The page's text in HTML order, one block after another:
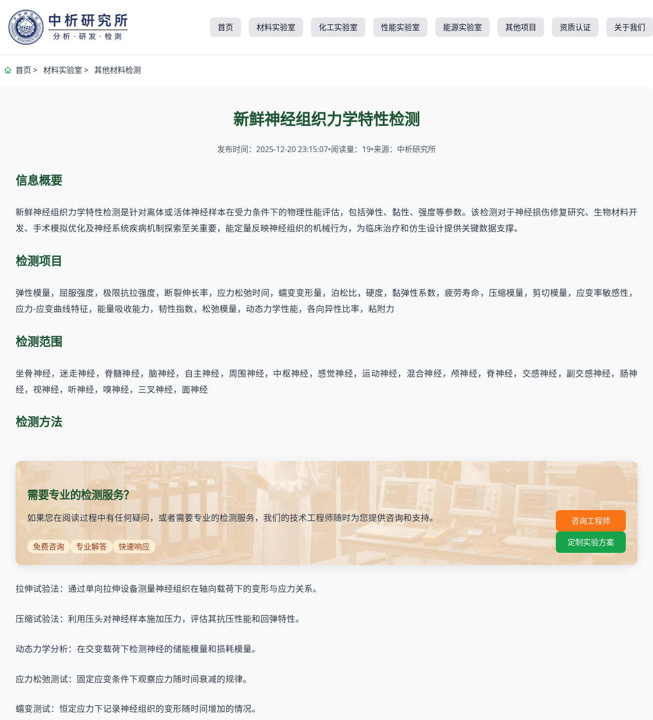
首页 材料实验室 化工实验室 性能实验室 能源实验室 其他项目 资质认证 关于我们
首页 > 材料实验室 > 其他材料检测
新鲜神经组织力学特性检测
发布时间：2025-12-20 23:15:07•阅读量： 19•来源：中析研究所
信息概要
新鲜神经组织力学特性检测是针对离体或活体神经样本在受力条件下的物理性能评估，包括弹性、黏性、强度等参数。该检测对于神经损伤修复研究、生物材料开
发、手术模拟优化及神经系统疾病机制探索至关重要，能定量反映神经组织的机械行为，为临床治疗和仿生设计提供关键数据支撑。
检测项目
弹性模量，屈服强度，极限抗拉强度，断裂伸长率，应力松弛时间，蠕变变形量，泊松比，硬度，黏弹性系数，疲劳寿命，压缩模量，剪切模量，应变率敏感性，
应力-应变曲线特征，能量吸收能力，韧性指数，松弛模量，动态力学性能，各向异性比率，粘附力
检测范围
坐骨神经，迷走神经，脊髓神经，脑神经，自主神经，周围神经，中枢神经，感觉神经，运动神经，混合神经，颅神经，脊神经，交感神经，副交感神经，肠神
经，视神经，听神经，嗅神经，三叉神经，面神经
检测方法
需要专业的检测服务？
如果您在阅读过程中有任何疑问，或者需要专业的检测服务，我们的技术工程师随时为您提供咨询和支持。
免费咨询 专业解答 快速响应
咨询工程师
定制实验方案
拉伸试验法：通过单向拉伸设备测量神经组织在轴向载荷下的变形与应力关系。
压缩试验法：利用压头对神经样本施加压力，评估其抗压性能和回弹特性。
动态力学分析：在交变载荷下检测神经的储能模量和损耗模量。
应力松弛测试：固定应变条件下观察应力随时间衰减的规律。
蠕变测试：恒定应力下记录神经组织的变形随时间增加的情况。